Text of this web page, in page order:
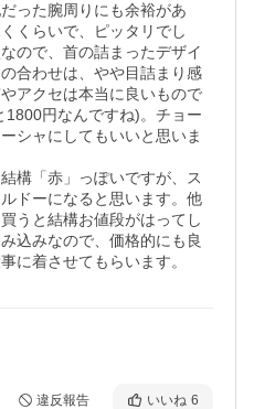
った腕周りにも余裕があ
くらいで、ピッタリでし
ので、首の詰まったデザイ
合わせは、やや目詰まり感
アクセは本当に良いもので
1800円なんですね)。チョー
シャにしてもいいと思いま
構「赤」っぽいですが、ス
ドーになると思います。他
うと結構お値段がはってし
込みなので、価格的にも良
に着させてもらいます。
違反報告 いいね 6